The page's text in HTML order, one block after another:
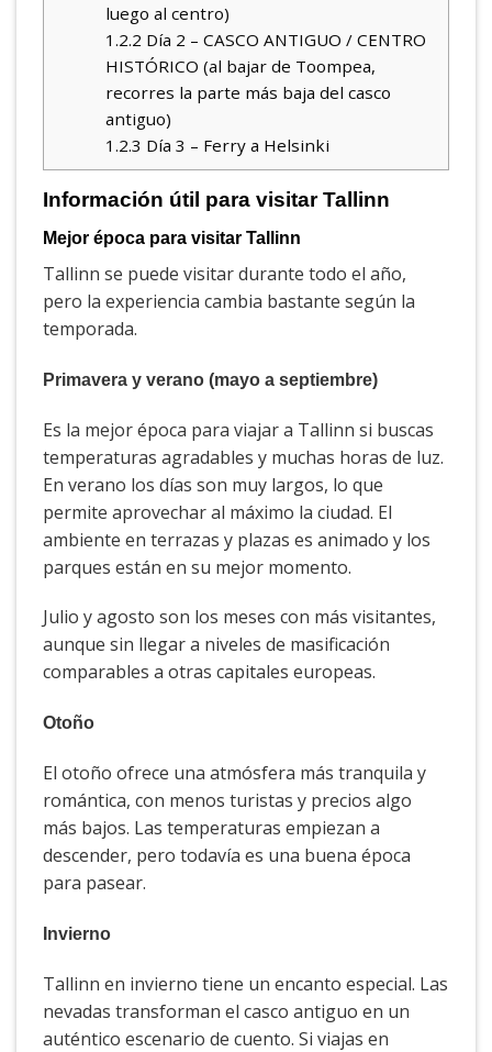
luego al centro)
1.2.2 Día 2 – CASCO ANTIGUO / CENTRO
HISTÓRICO (al bajar de Toompea,
recorres la parte más baja del casco
antiguo)
1.2.3 Día 3 – Ferry a Helsinki
Información útil para visitar Tallinn
Mejor época para visitar Tallinn
Tallinn se puede visitar durante todo el año,
pero la experiencia cambia bastante según la
temporada.
Primavera y verano (mayo a septiembre)
Es la mejor época para viajar a Tallinn si buscas
temperaturas agradables y muchas horas de luz.
En verano los días son muy largos, lo que
permite aprovechar al máximo la ciudad. El
ambiente en terrazas y plazas es animado y los
parques están en su mejor momento.
Julio y agosto son los meses con más visitantes,
aunque sin llegar a niveles de masificación
comparables a otras capitales europeas.
Otoño
El otoño ofrece una atmósfera más tranquila y
romántica, con menos turistas y precios algo
más bajos. Las temperaturas empiezan a
descender, pero todavía es una buena época
para pasear.
Invierno
Tallinn en invierno tiene un encanto especial. Las
nevadas transforman el casco antiguo en un
auténtico escenario de cuento. Si viajas en